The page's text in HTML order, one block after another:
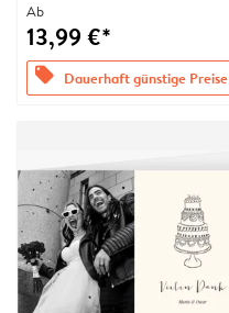
Ab
13,99 €*
offers Dauerhaft günstige Preise